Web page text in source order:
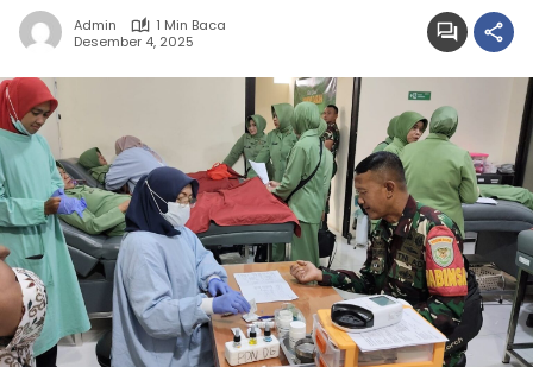
Admin
1 Min Baca
Desember 4, 2025